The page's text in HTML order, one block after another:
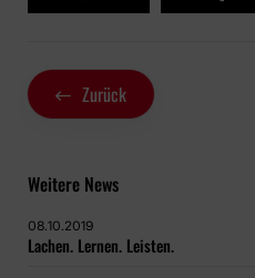
Zurück
Weitere News
08.10.2019
Lachen. Lernen. Leisten.